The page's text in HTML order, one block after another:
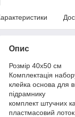
Опис
Розмір 40x50 см
Комплектація
клейка основа для
підрамнику
комплект штучних
пластмасовий